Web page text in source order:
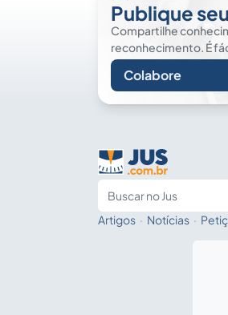
Publique
Compartilhe
reconhecimento. É
Colabore
Artigos · Notícias ·